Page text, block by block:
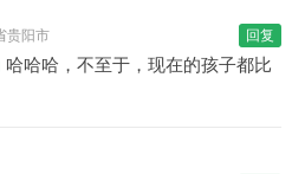
贵阳市 回复
哈哈哈，不至于，现在的孩子都比